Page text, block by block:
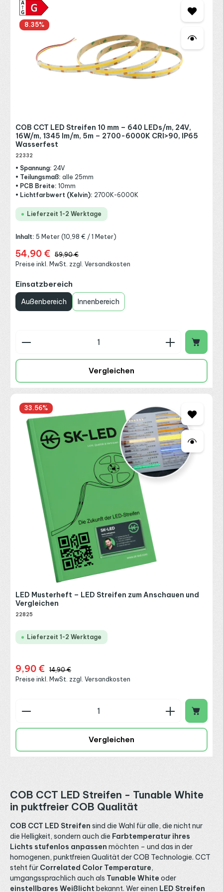
8.35%
COB CCT LED Streifen 10 mm – 640 LEDs/m, 24V,
16W/m, 1345 lm/m, 5m – 2700-6000K CRI>90, IP65
Wasserfest
22332
• Spannung: 24V
• Teilungsmaß: alle 25mm
• PCB Breite: 10mm
• Lichtfarbwert (Kelvin): 2700K-6000K
Lieferzeit 1-2 Werktage
Inhalt:5 Meter(10,98 € / 1 Meter)
Verkaufspreis:
54,90 € Regulärer Preis:
59,90 €
Preise inkl. MwSt. zzgl. Versandkosten
Einsatzbereich
Außenbereich Innenbereich
Produkt Anzahl: Gib den gewünschten Wert
Vergleichen
33.56%
LED Musterheft – LED Streifen zum Anschauen und
Vergleichen
22825
Lieferzeit 1-2 Werktage
Verkaufspreis:
9,90 € Regulärer Preis:
14,90 €
Preise inkl. MwSt. zzgl. Versandkosten
Produkt Anzahl: Gib den gewünschten Wert
Vergleichen
COB CCT LED Streifen - Tunable White
in puktfreier COB Qualität
COB CCT LED Streifen sind die Wahl für alle, die nicht nur
die Helligkeit, sondern auch die Farbtemperatur ihres
Lichts stufenlos anpassen möchten – und das in der
homogenen, punktfreien Qualität der COB Technologie. CCT
steht für Correlated Color Temperature,
umgangssprachlich auch als Tunable White oder
einstellbares Weißlicht bekannt. Wer einen LED Streifen